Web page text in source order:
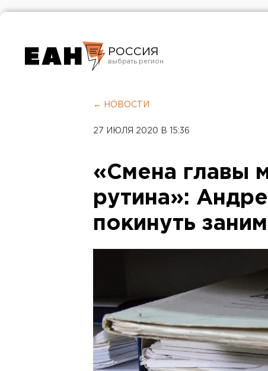
РОССИЯ
Челябинск
← НОВОСТИ
27 ИЮЛЯ 2020 В 15:36
«Смена главы
рутина»:
покинуть